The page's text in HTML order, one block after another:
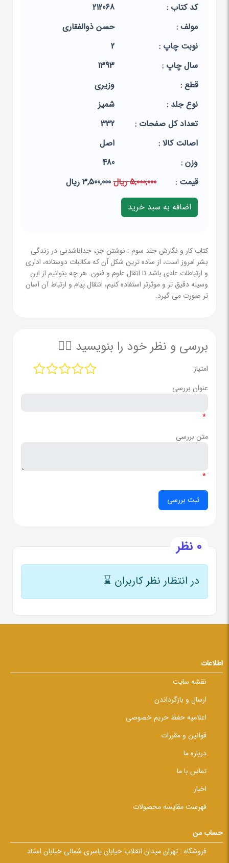
کد کتاب :
212068
مولف :
حسن ذوالفقاری
نوبت چاپ :
2
سال چاپ :
1393
قطع :
وزیری
نوع جلد :
شمیز
تعداد کل صفحات :
332
اصالت کالا :
اصل
وزن :
480
قيمت :
5,000,000 ریال 3,500,000 ریال
کتاب کار و نگارش جلد سوم : نوشتن جزء جداناشدنی در زندگی
بشر امروز است، از ساده ترین شکل آن که مکاتبات دوستانه، اداری
و ارتباطات عادی باشد تا انقال علوم و فنون. هر چه بتوانیم از این
وسیله دقیق تر و موثرتر استفاده کنیم، انتقال پیام و ارتباط آن آسان
تر صورت می گیرد.
بررسی و نظر خود را بنویسید ✍🏻
امتیاز
عنوان بررسی
*
متن بررسی
*
0 نظر
در انتظار نظر کاربران ⌛
اطلاعات
نقشه سایت
ارسال و بازگرداندن
اعلامیه حفظ حریم خصوصی
قوانین و مقررات
درباره ما
تماس با ما
اخبار
فهرست مقایسه محصولات
حساب من
فروشگاه : تهران میدان انقلاب خیابان یاسری شمالی خیابان استاد